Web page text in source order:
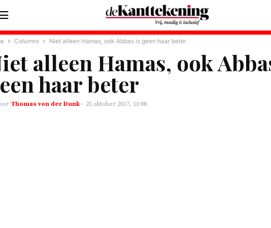
Columns Niet alleen Hamas, ook Abbas is geen haar beter
alleen Hamas, ook
haar beter
Thomas von der Dunk - 23 oktober 2017, 13:08